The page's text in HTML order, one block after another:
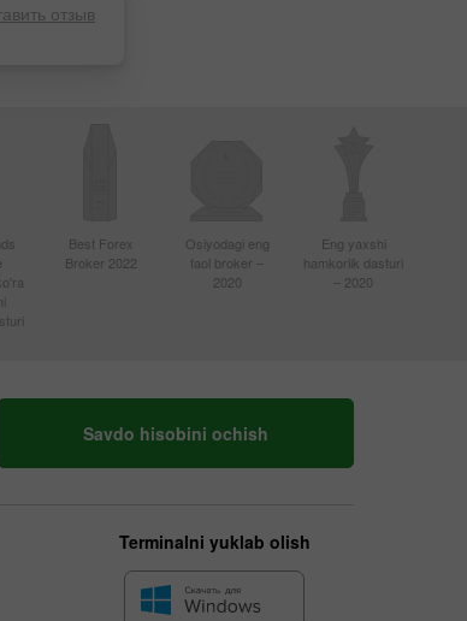
отзыв
Best Forex
Broker 2022
Osiyodagi eng
faol broker –
2020
Eng yaxshi
hamkorlik dasturi
– 2020
Savdo hisobini ochish
Terminalni yuklab olish